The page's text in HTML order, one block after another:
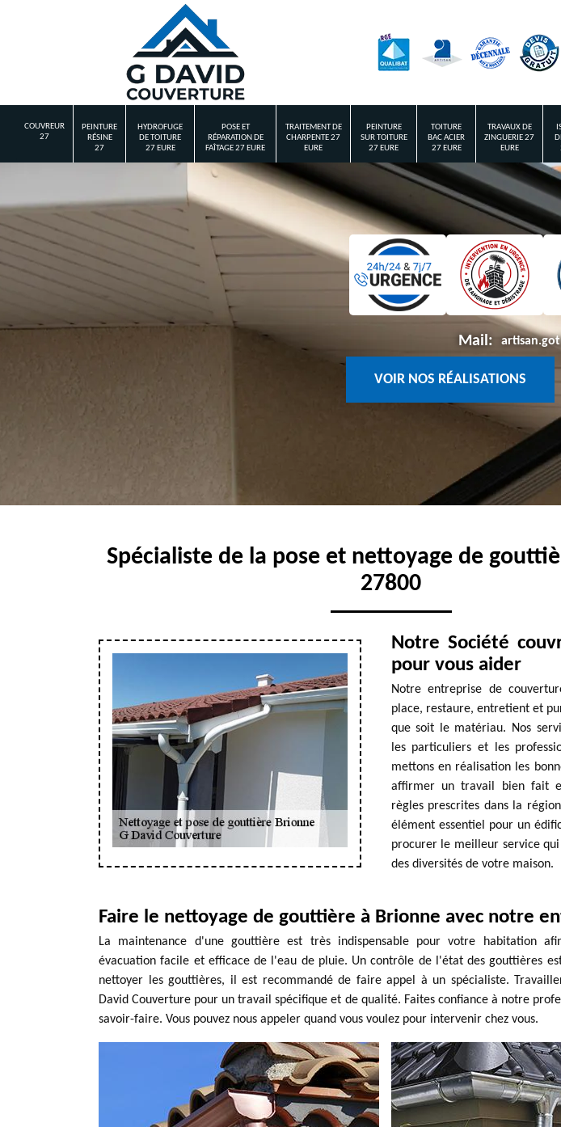
COUVREUR
27
PEINTURE
RÉSINE
27
HYDROFUGE
DE TOITURE
27 EURE
POSE ET
RÉPARATION DE
FAÎTAGE 27 EURE
TRAITEMENT DE
CHARPENTE 27
EURE
PEINTURE
SUR TOITURE
27 EURE
TOITURE
BAC ACIER
27 EURE
TRAVAUX DE
ZINGUERIE 27
EURE
Mail:
VOIR NOS RÉALISATIONS
Spécialiste de la pose et nettoyage de
27800
Notre Société
pour vous aider
Notre entreprise de
place, restaure, entretient et
que soit le matériau. Nos
les particuliers et les
mettons en réalisation les
affirmer un travail bien fait
règles prescrites dans la
élément essentiel pour un
procurer le meilleur service
des diversités de votre maison.
Faire le nettoyage de gouttière à Brionne avec notre
La maintenance d'une gouttière est très indispensable pour votre habitation
évacuation facile et efficace de l'eau de pluie. Un contrôle de l'état des gouttières
nettoyer les gouttières, il est recommandé de faire appel à un spécialiste.
David Couverture pour un travail spécifique et de qualité. Faites confiance à notre
savoir-faire. Vous pouvez nous appeler quand vous voulez pour intervenir chez vous.